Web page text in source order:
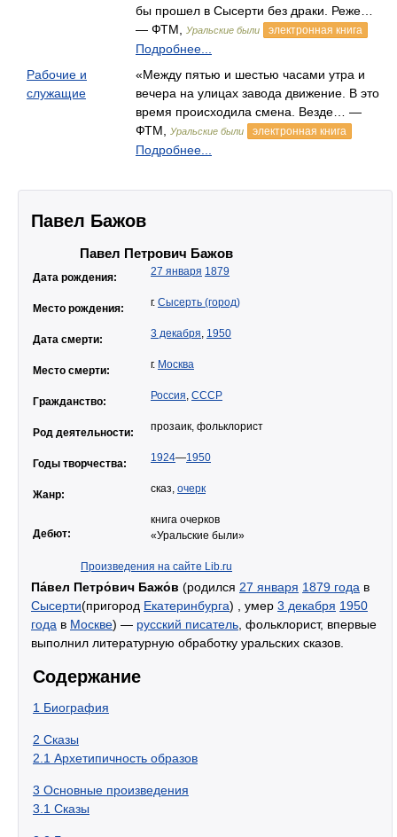
бы прошел в Сысерти без драки. Реже…
— ФТМ,
Уральские были электронная книга
Подробнее...
Рабочие и
служащие
«Между пятью и шестью часами утра и
вечера на улицах завода движение. В это
время происходила смена. Везде… —
ФТМ,
Уральские были электронная книга
Подробнее...
Павел Бажов
Павел Петрович Бажов
Дата рождения: 27 января 1879
Место рождения: г. Сысерть (город)
Дата смерти: 3 декабря, 1950
Место смерти: г. Москва
Гражданство: Россия, СССР
Род деятельности: прозаик, фольклорист
Годы творчества: 1924—1950
Жанр: сказ, очерк
Дебют:
книга очерков
«Уральские были»
Произведения на сайте Lib.ru
Па́вел Петро́вич Бажо́в (родился 27 января 1879 года в
Сысерти(пригород Екатеринбурга) , умер 3 декабря 1950
года в Москве) — русский писатель , фольклорист, впервые
выполнил литературную обработку уральских сказов.
Содержание
1 Биография
2 Сказы
2.1 Архетипичность образов
3 Основные произведения
3.1 Сказы